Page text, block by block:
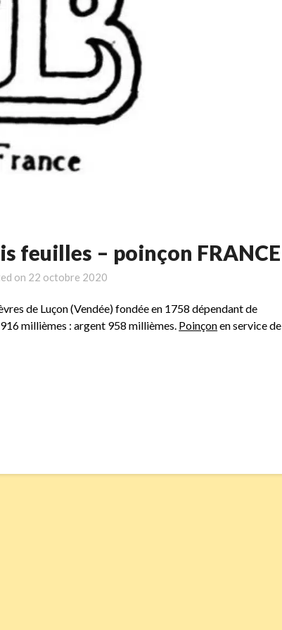
feuilles – poinçon FRANCE
on 22 octobre 2020
de Luçon (Vendée) fondée en 1758 dépendant de
millièmes : argent 958 millièmes. Poinçonen service de